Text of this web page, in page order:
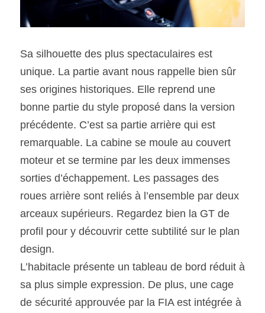
Sa silhouette des plus spectaculaires est
unique. La partie avant nous rappelle bien sûr
ses origines historiques. Elle reprend une
bonne partie du style proposé dans la version
précédente. C’est sa partie arrière qui est
remarquable. La cabine se moule au couvert
moteur et se termine par les deux immenses
sorties d’échappement. Les passages des
roues arrière sont reliés à l’ensemble par deux
arceaux supérieurs. Regardez bien la GT de
profil pour y découvrir cette subtilité sur le plan
design.
L’habitacle présente un tableau de bord réduit à
sa plus simple expression. De plus, une cage
de sécurité approuvée par la FIA est intégrée à